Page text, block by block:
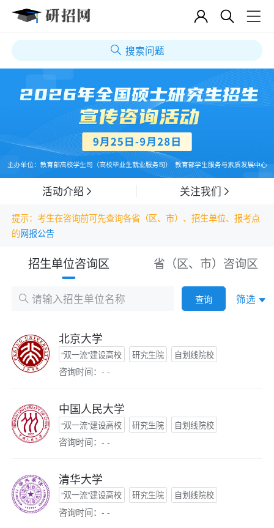
搜索问题
活动介绍 关注我们
提示：考生在咨询前可先查询各省（区、市）、招生单位、报考点
的网报公告
招生单位咨询区 省（区、市）咨询区
查询 筛选
北京大学
“双一流”建设高校 研究生院 自划线院校
咨询时间：- -
中国人民大学
“双一流”建设高校 研究生院 自划线院校
咨询时间：- -
清华大学
“双一流”建设高校 研究生院 自划线院校
咨询时间：- -